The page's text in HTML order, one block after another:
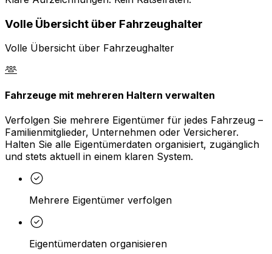
Volle Übersicht über Fahrzeughalter
Volle Übersicht über Fahrzeughalter
Fahrzeuge mit mehreren Haltern verwalten
Verfolgen Sie mehrere Eigentümer für jedes Fahrzeug –
Familienmitglieder, Unternehmen oder Versicherer.
Halten Sie alle Eigentümerdaten organisiert, zugänglich
und stets aktuell in einem klaren System.
Mehrere Eigentümer verfolgen
Eigentümerdaten organisieren